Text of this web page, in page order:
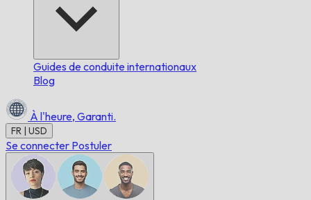
Guides de conduite internationaux
Blog
À l'heure, Garanti.
FR | USD
Se connecter Postuler